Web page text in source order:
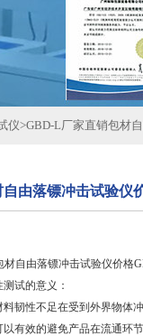
仪>GBD-L厂家直销包材
自由落镖冲击试验仪
材自由落镖冲击试验仪价格
试的意义：
性不足在受到外界物体冲
有效的避免产品在流通环